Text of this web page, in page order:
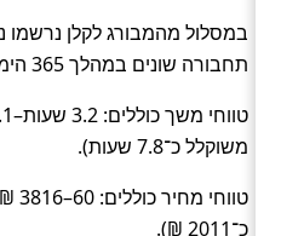
תחבורה שונים במהלך 365 הימים האחרונים.
משוקלל כ־7.8 שעות).
כ־2011 ₪).